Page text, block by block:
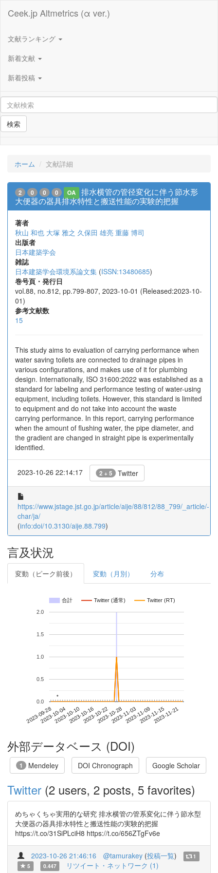
Ceek.jp Altmetrics (α ver.)
文献ランキング
新着文献
新着投稿
検索
ホーム 文献詳細
2 0 0 0 OA
排水横管の管径変化に伴う節水形
大便器の器具排水特性と搬送性能の実験的把握
著者
秋山 和也 大塚 雅之 久保田 雄亮 重藤 博司
出版者
日本建築学会
雑誌
日本建築学会環境系論文集 (ISSN:13480685)
巻号頁・発行日
vol.88, no.812, pp.799-807, 2023-10-01 (Released:2023-10-
01)
参考文献数
15
This study aims to evaluation of carrying performance when
water saving toilets are connected to drainage pipes in
various configurations, and makes use of it for plumbing
design. Internationally, ISO 31600:2022 was established as a
standard for labeling and performance testing of water-using
equipment, including toilets. However, this standard is limited
to equipment and do not take into account the waste
carrying performance. In this report, carrying performance
when the amount of flushing water, the pipe diameter, and
the gradient are changed in straight pipe is experimentally
identified.
2023-10-26 22:14:17 2 + 5 Twitter
https://www.jstage.jst.go.jp/article/aije/88/812/88_799/_article/-
char/ja/
(info:doi/10.3130/aije.88.799)
言及状況
変動（ピーク前後） 変動（月別） 分布
合計 Twitter (通常) Twitter (RT)
2023-09-282023-10-042023-10-102023-10-162023-10-222023-10-282023-11-032023-11-092023-11-152023-11-21
0.0
0.5
1.0
1.5
2.0
**
外部データベース (DOI)
1 Mendeley DOI Chronograph Google Scholar
Twitter (2 users, 2 posts, 5 favorites)
めちゃくちゃ実用的な研究 排水横管の管系変化に伴う節水型
大便器の器具排水特性と搬送性能の実験的把握
https://t.co/31SiPLciH8 https://t.co/656ZTgFv6e
2023-10-26 21:46:16 @tamurakey (投稿一覧)
1
5
0.447 リツイート・ネットワーク (1)